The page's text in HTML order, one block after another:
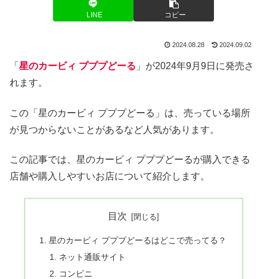
LINE コピー
2024.08.28 2024.09.02
「 星のカービィ プププどーる 」が2024年9月9日に発売さ
れます。
この「星のカービィ プププどーる」は、売っている場所
が見つからないことがあるなど人気があります。
この記事では、星のカービィ プププどーるが購入できる
店舗や購入しやすいお店について紹介します。
目次
星のカービィ プププどーるはどこで売ってる？
ネット通販サイト
コンビニ